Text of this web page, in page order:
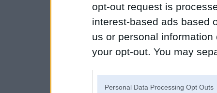
opt-out request is
interest-based ads based
us or personal
your opt-out. You may
Personal Data Processing Opt Outs